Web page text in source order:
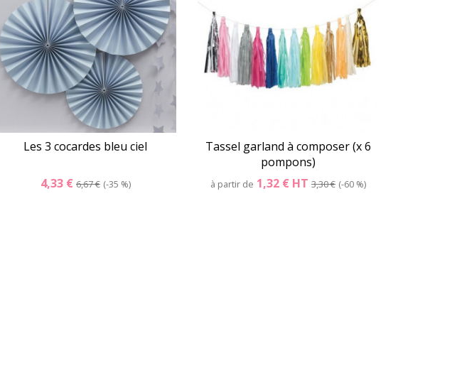
Les 3 cocardes bleu ciel
4,33 € 6,67 € -35 %
Tassel garland à composer (x 6
pompons)
à partir de 1,32 € HT 3,30 € -60 %